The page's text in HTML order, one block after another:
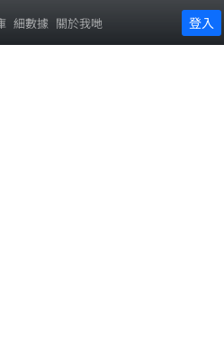
細數據 關於我哋 登入